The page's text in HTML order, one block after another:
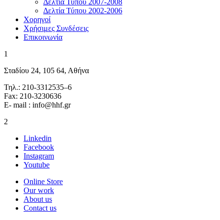
Δελτία Τύπου 2007-2008
Δελτία Τύπου 2002-2006
Χορηγοί
Χρήσιμες Συνδέσεις
Επικοινωνία
1
Σταδίου 24, 105 64, Αθήνα
Τηλ.: 210-3312535–6
Fax: 210-3230636
E- mail : info@hhf.gr
2
Linkedin
Facebook
Instagram
Youtube
Online Store
Our work
About us
Contact us